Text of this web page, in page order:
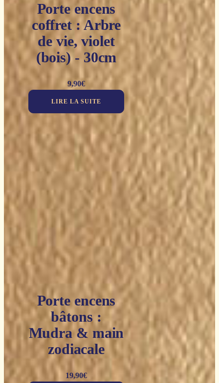
Porte encens
coffret : Arbre
de vie, violet
(bois) - 30cm
9,90€
LIRE LA SUITE
Porte encens
bâtons :
Mudra & main
zodiacale
19,90€